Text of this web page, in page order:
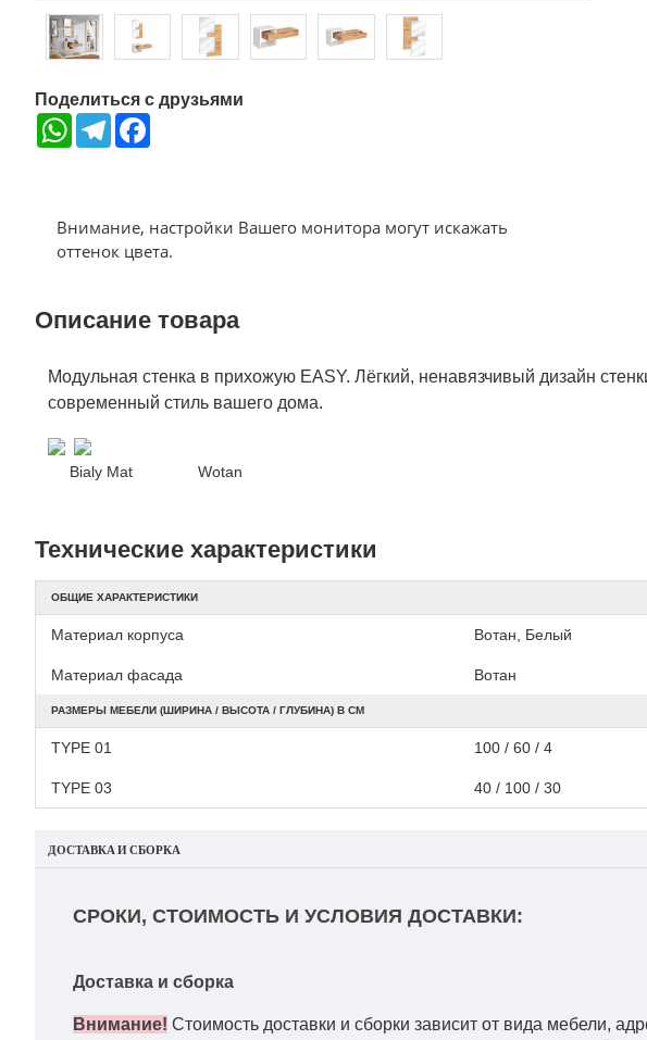
Поделиться с друзьями
WhatsAppTelegram
Внимание, настройки Вашего монитора могут искажать
оттенок цвета.
Описание товара
Модульная стенка в прихожую EASY. Лёгкий, ненавязчивый дизайн
современный стиль вашего дома.
Bialy Mat Wotan
Технические характеристики
ОБЩИЕ ХАРАКТЕРИСТИКИ
Материал корпуса Вотан, Белый
Материал фасада Вотан
РАЗМЕРЫ МЕБЕЛИ (ШИРИНА / ВЫСОТА / ГЛУБИНА) В СМ
TYPE 01 100 / 60 / 4
TYPE 03 40 / 100 / 30
ДОСТАВКА И СБОРКА
СРОКИ, СТОИМОСТЬ И УСЛОВИЯ ДОСТАВКИ:
Доставка и сборка
Внимание! Стоимость доставки и сборки зависит от вида мебели,